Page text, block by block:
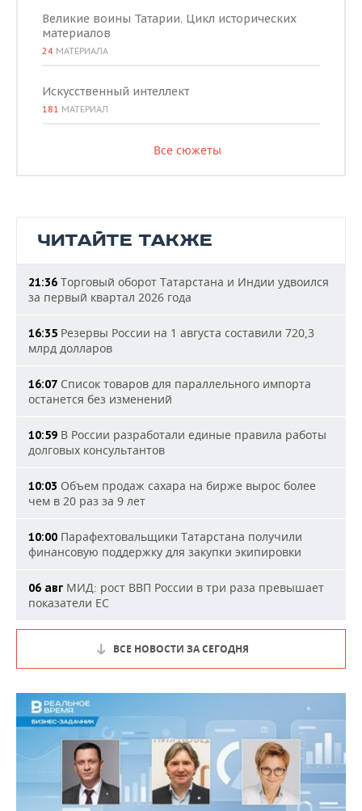
Великие воины Татарии. Цикл исторических
материалов
24 МАТЕРИАЛА
Искусственный интеллект
181 МАТЕРИАЛ
Все сюжеты
ЧИТАЙТЕ ТАКЖЕ
21:36 Торговый оборот Татарстана и Индии удвоился
за первый квартал 2026 года
16:35 Резервы России на 1 августа составили 720,3
млрд долларов
16:07 Список товаров для параллельного импорта
останется без изменений
10:59 В России разработали единые правила работы
долговых консультантов
10:03 Объем продаж сахара на бирже вырос более
чем в 20 раз за 9 лет
10:00 Парафехтовальщики Татарстана получили
финансовую поддержку для закупки экипировки
06 авг МИД: рост ВВП России в три раза превышает
показатели ЕС
ВСЕ НОВОСТИ ЗА СЕГОДНЯ